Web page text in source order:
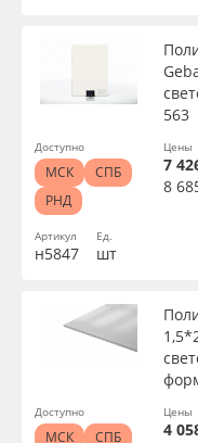
Артикул
н5847
563
Ед.
шт
Цены
7
8
Доступно
МСК
СПБ
РНД
Цены
4
Доступно
МСК
СПБ